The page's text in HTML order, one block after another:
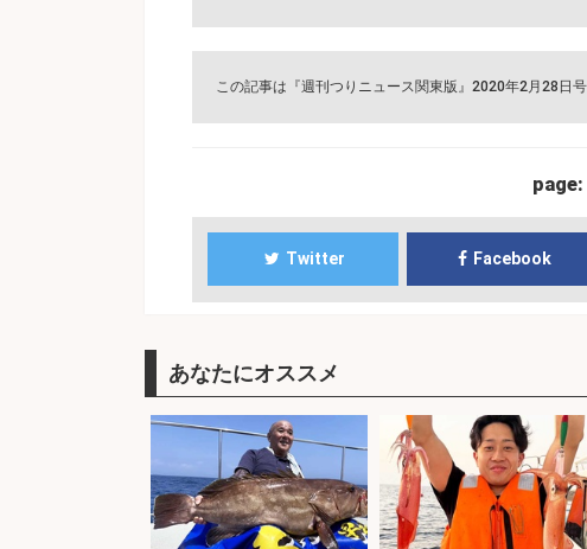
この記事は『週刊つりニュース関東版』2020年2月28日
page:
Twitter Facebook
あなたにオススメ